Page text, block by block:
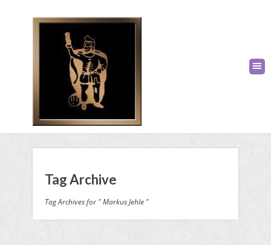
Tag Archive
Tag Archives for " Markus Jehle "